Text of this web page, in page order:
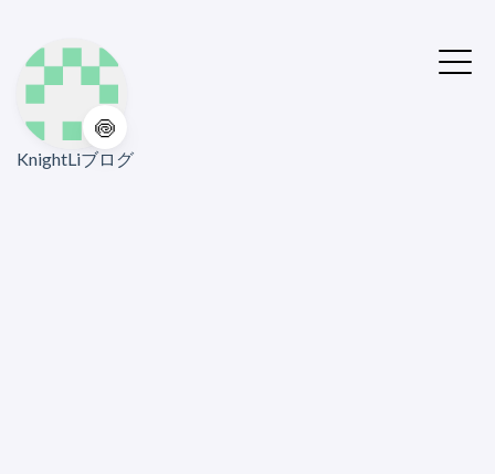
🍥
KnightLiブログ